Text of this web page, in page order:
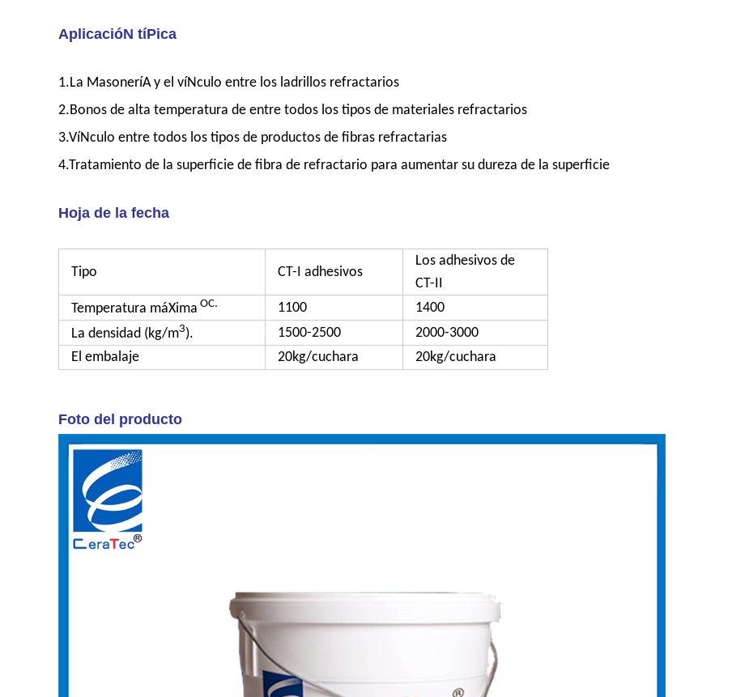
AplicacióN tíPica
1.La MasoneríA y el víNculo entre los ladrillos refractarios
2.Bonos de alta temperatura de entre todos los tipos de materiales refractarios
3.VíNculo entre todos los tipos de productos de fibras refractarias
4.Tratamiento de la superficie de fibra de refractario para aumentar su dureza de la superficie
Hoja de la fecha
Tipo CT-I adhesivos
Los adhesivos de
CT-II
Temperatura máXima OC. 1100
1400
La densidad (kg/m3). 1500-2500
2000-3000
El embalaje
20kg/cuchara 20kg/cuchara
Foto del producto